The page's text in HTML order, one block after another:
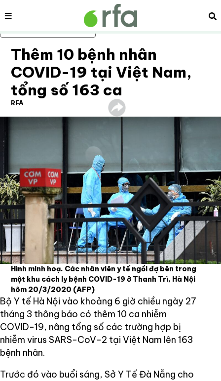
Bỏ qua nội dung chính
Nội dung
Thêm 10 bệnh nhân
COVID-19 tại Việt Nam,
tổng số 163 ca
RFA
Hình minh hoạ. Các nhân viên y tế ngồi đợ bên trong
một khu cách ly bệnh COVID-19 ở Thanh Trì, Hà Nội
hôm 20/3/2020 (AFP)
Bộ Y tế Hà Nội vào khoảng 6 giờ chiều ngày 27
tháng 3 thông báo có thêm 10 ca nhiễm
COVID-19, nâng tổng số các trường hợp bị
nhiễm virus SARS-CoV-2 tại Việt Nam lên 163
bệnh nhân.
Trước đó vào buổi sáng, Sở Y Tế Đà Nẵng cho